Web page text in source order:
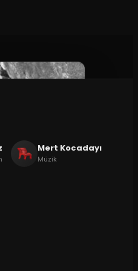
Mert Kocadayı
Müzik